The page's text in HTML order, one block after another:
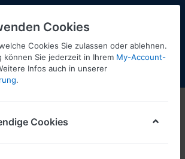
Shopaktualisierung
Cookies
Cookies Sie zulassen oder ablehnen.
können Sie jederzeit in Ihrem My-Account-
Infos auch in unserer
.
Cookies